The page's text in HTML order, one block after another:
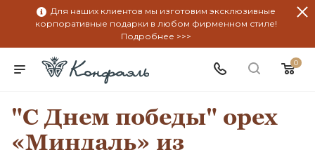
Для наших клиентов мы изготовим эксклюзивные
корпоративные подарки в любом фирменном стиле!
Подробнее >>>
0
"С Днем победы" орех
«Миндаль» из